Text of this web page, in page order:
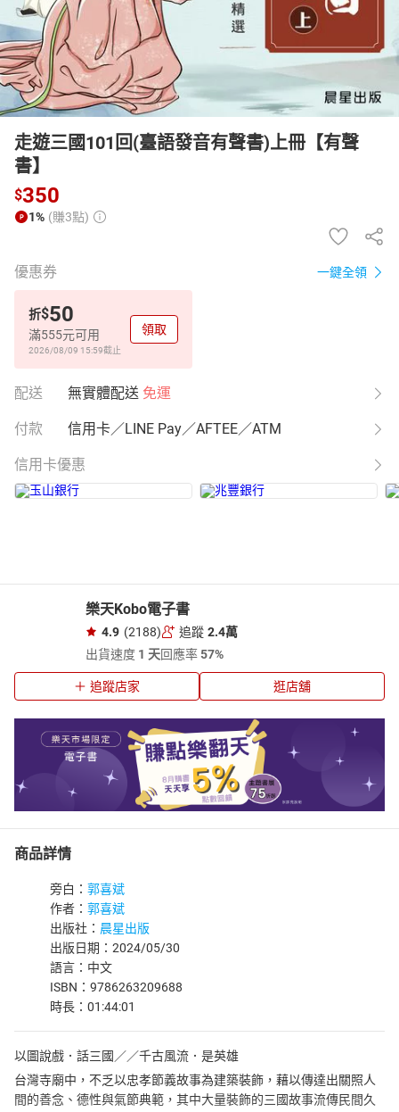
走遊三國101回(臺語發音有聲書)上冊【有聲
書】
$350
1% (賺3點)
優惠券 一鍵全領
折$50
滿555元可用
2026/08/09 15:59截止
領取
配送 無實體配送 免運
付款 信用卡／LINE Pay／AFTEE／ATM
信用卡優惠
樂天Kobo電子書
4.9 (2188) 追蹤 2.4萬
出貨速度 1 天回應率57%
追蹤店家 逛店舖
商品詳情
旁白： 郭喜斌
作者： 郭喜斌
出版社： 晨星出版
出版日期：2024/05/30
語言：中文
ISBN：9786263209688
時長：01:44:01
以圖說戲．話三國／／千古風流．是英雄
台灣寺廟中，不乏以忠孝節義故事為建築裝飾，藉以傳達出關照人
間的善念、德性與氣節典範，其中大量裝飾的三國故事流傳民間久